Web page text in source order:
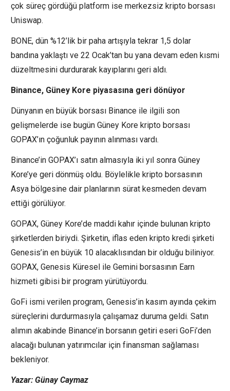
çok süreç gördüğü platform ise merkezsiz kripto borsası
Uniswap.
BONE, dün %12’lik bir paha artışıyla tekrar 1,5 dolar
bandına yaklaştı ve 22 Ocak’tan bu yana devam eden kısmi
düzeltmesini durdurarak kayıplarını geri aldı.
Binance, Güney Kore piyasasına geri dönüyor
Dünyanın en büyük borsası Binance ile ilgili son
gelişmelerde ise bugün Güney Kore kripto borsası
GOPAX’ın çoğunluk payının alınması vardı.
Binance’in GOPAX’ı satın almasıyla iki yıl sonra Güney
Kore’ye geri dönmüş oldu. Böylelikle kripto borsasının
Asya bölgesine dair planlarının sürat kesmeden devam
ettiği görülüyor.
GOPAX, Güney Kore’de maddi kahır içinde bulunan kripto
şirketlerden biriydi. Şirketin, iflas eden kripto kredi şirketi
Genesis’in en büyük 10 alacaklısından bir olduğu biliniyor.
GOPAX, Genesis Küresel ile Gemini borsasının Earn
hizmeti gibisi bir program yürütüyordu.
GoFi ismi verilen program, Genesis’in kasım ayında çekim
süreçlerini durdurmasıyla çalışamaz duruma geldi. Satın
alımın akabinde Binance’in borsanın getiri eseri GoFi’den
alacağı bulunan yatırımcılar için finansman sağlaması
bekleniyor.
Yazar: Günay Caymaz